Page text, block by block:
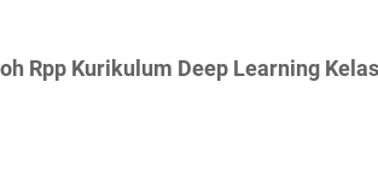
Rpp Kurikulum Deep Learning